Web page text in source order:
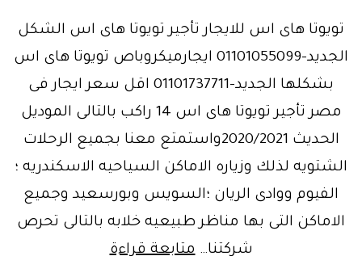
تويوتا هاى اس للايجار تأجير تويوتا هاى اس الشكل
الجديد-01101055099 ايجارميكروباص تويوتا هاى اس
بشكلها الجديد-01101737711 اقل سعر ايجار فى
مصر تأجير تويوتا هاى اس 14 راكب بالتالى الموديل
الحديث 2020/2021واستمتع معنا بجميع الرحلات
الشتويه لذلك وزياره الاماكن السياحيه الاسكندريه ؛
الفيوم ووادى الريان ؛السويس وبورسعيد وجميع
الاماكن التى بها مناظر طبيعيه خلابه بالتالى تحرص
شركتنا…متابعة قراءة